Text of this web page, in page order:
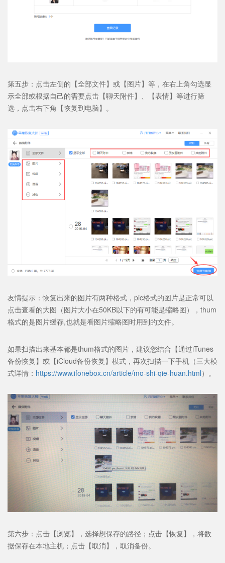
第五步：点击左侧的【全部文件】或【图片】等，在右上角勾选显
示全部或根据自己的需要点击【聊天附件】、【表情】等进行筛
选，点击右下角【恢复到电脑】。
友情提示：恢复出来的图片有两种格式，pic格式的图片是正常可以
点击查看的大图（图片大小在50KB以下的有可能是缩略图），thum
格式的是图片缓存,也就是看图片缩略图时用到的文件。
如果扫描出来基本都是thum格式的图片，建议您结合【通过iTunes
备份恢复】或【iCloud备份恢复】模式，再次扫描一下手机（三大模
式详情： https://www.ifonebox.cn/article/mo-shi-qie-huan.html）。
第六步：点击【浏览】，选择想保存的路径；点击【恢复】，将数
据保存在本地主机；点击【取消】，取消备份。